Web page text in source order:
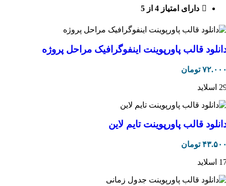
دارای امتیاز 4 از 5
قالب پاورپوینت اینفوگرافیک مراحل پروژه
تومان
قالب پاورپوینت تایم لاین
تومان